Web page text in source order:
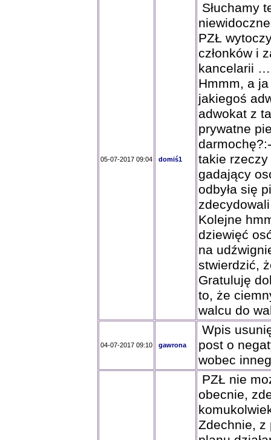
05-07-2017 09:04 domiś1
Słuchamy
PZŁ
członków i
kancelarii
Hmmm, a
jakiegoś
adwokat z
prywatne
takie
gadający
odbyła się
Kolejne
dziewięć
na
stwierdzić,
Gratuluję
to, że
walcu do
04-07-2017 09:10 gawrona
Wpis
post o
wobec
PZŁ nie
obecnie,
Zdechnie, z